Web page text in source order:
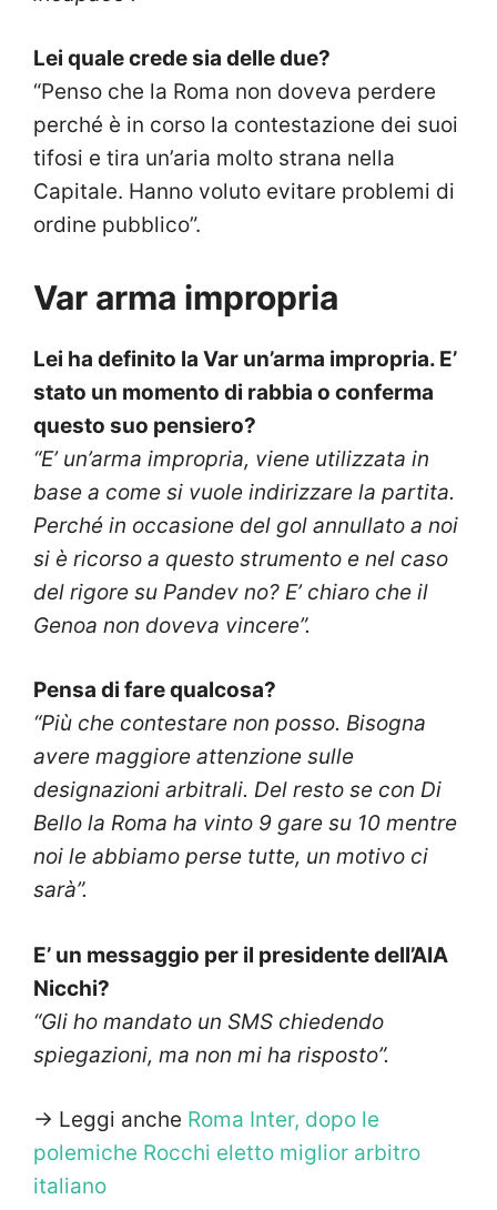
Lei quale crede sia delle due?
“Penso che la Roma non doveva perdere
perché è in corso la contestazione dei suoi
tifosi e tira un’aria molto strana nella
Capitale. Hanno voluto evitare problemi di
ordine pubblico”.
Var arma impropria
Lei ha definito la Var un’arma impropria. E’
stato un momento di rabbia o conferma
questo suo pensiero?
“E’ un’arma impropria, viene utilizzata in
base a come si vuole indirizzare la partita.
Perché in occasione del gol annullato a noi
si è ricorso a questo strumento e nel caso
del rigore su Pandev no? E’ chiaro che il
Genoa non doveva vincere”.
Pensa di fare qualcosa?
“Più che contestare non posso. Bisogna
avere maggiore attenzione sulle
designazioni arbitrali. Del resto se con Di
Bello la Roma ha vinto 9 gare su 10 mentre
noi le abbiamo perse tutte, un motivo ci
sarà”.
E’ un messaggio per il presidente dell’AIA
Nicchi?
“Gli ho mandato un SMS chiedendo
spiegazioni, ma non mi ha risposto”.
-> Leggi anche Roma Inter, dopo le
polemiche Rocchi eletto miglior arbitro
italiano